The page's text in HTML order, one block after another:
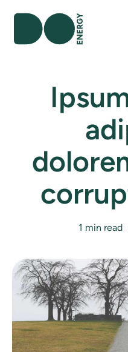
1 min read